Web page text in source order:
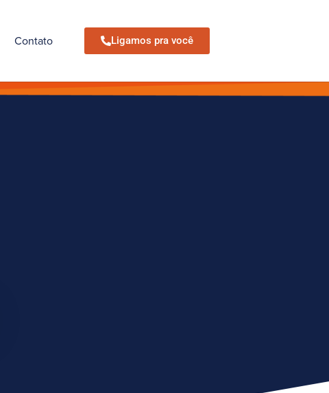
Contato Ligamos pra você